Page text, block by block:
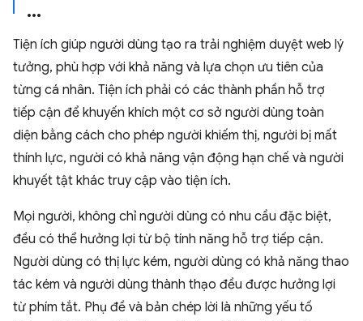
Tiện ích giúp người dùng tạo ra trải nghiệm duyệt web lý
tưởng, phù hợp với khả năng và lựa chọn ưu tiên của
từng cá nhân. Tiện ích phải có các thành phần hỗ trợ
tiếp cận để khuyến khích một cơ sở người dùng toàn
diện bằng cách cho phép người khiếm thị, người bị mất
thính lực, người có khả năng vận động hạn chế và người
khuyết tật khác truy cập vào tiện ích.
Mọi người, không chỉ người dùng có nhu cầu đặc biệt,
đều có thể hưởng lợi từ bộ tính năng hỗ trợ tiếp cận.
Người dùng có thị lực kém, người dùng có khả năng thao
tác kém và người dùng thành thạo đều được hưởng lợi
từ phím tắt. Phụ đề và bản chép lời là những yếu tố